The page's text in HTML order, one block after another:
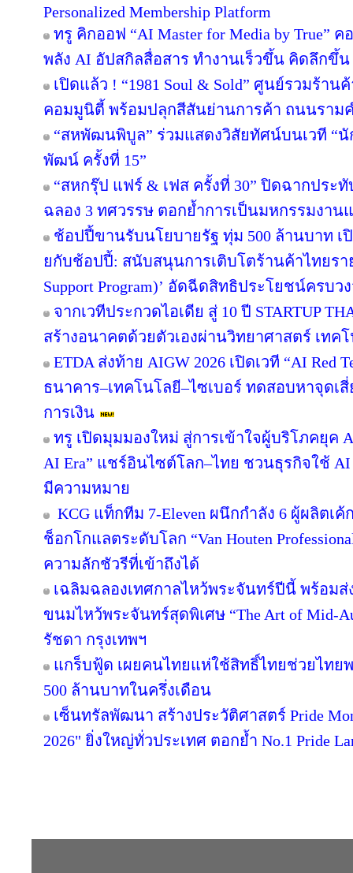
Personalized Membership Platform
ทรู คิกออฟ “AI Master for Media by True”
พลัง AI อัปสกิลสื่อสาร ทำงานเร็วขึ้น คิดลึกขึ้
เปิดแล้ว ! “1981 Soul & Sold” ศูนย์รวมร้
คอมมูนิตี้ พร้อมปลุกสีสันย่านการค้า ถนนราม
“สหพัฒนพิบูล” ร่วมแสดงวิสัยทัศน์บนเวที “
พัฒน์ ครั้งที่ 15”
“สหกรุ๊ป แฟร์ & เฟส ครั้งที่ 30” ปิดฉากประ
ฉลอง 3 ทศวรรษ ตอกย้ำการเป็นมหกรรมงา
ช้อปปี้ขานรับนโยบายรัฐ ทุ่ม 500 ล้านบาท เ
ยกับช้อปปี้: สนับสนุนการเติบโตร้านค้าไทยรา
Support Program)’ อัดฉีดสิทธิประโยชน์ครบว
จากเวทีประกวดไอเดีย สู่ 10 ปี STARTUP
สร้างอนาคตด้วยตัวเองผ่านวิทยาศาสตร์ เทค
ETDA ส่งท้าย AIGW 2026 เปิดเวที “AI Red
ธนาคาร–เทคโนโลยี–ไซเบอร์ ทดสอบหาจุดเ
การเงิน
ทรู เปิดมุมมองใหม่ สู่การเข้าใจผู้บริโภคยุค
AI Era” แชร์อินไซต์โลก–ไทย ชวนธุรกิจใช้
มีความหมาย
KCG แท็กทีม 7-Eleven ผนึกกำลัง 6 ผู้ผลิตเ
ช็อกโกแลตระดับโลก “Van Houten
ความลักชัวรีที่เข้าถึงได้
เฉลิมฉลองเทศกาลไหว้พระจันทร์ปีนี้ พร้อม
ขนมไหว้พระจันทร์สุดพิเศษ “The Art of Mid-
รัชดา กรุงเทพฯ
แกร็บฟู้ด เผยคนไทยแห่ใช้สิทธิ์ไทยช่วยไทยพ
500 ล้านบาทในครึ่งเดือน
เซ็นทรัลพัฒนา สร้างประวัติศาสตร์ Pride
2026" ยิ่งใหญ่ทั่วประเทศ ตอกย้ำ No.1 Pride